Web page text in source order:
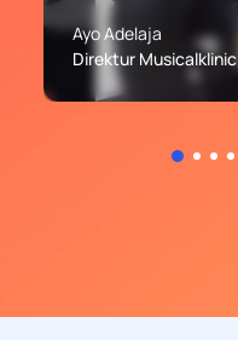
Ayo Adelaja
Direktur Musicalklinic